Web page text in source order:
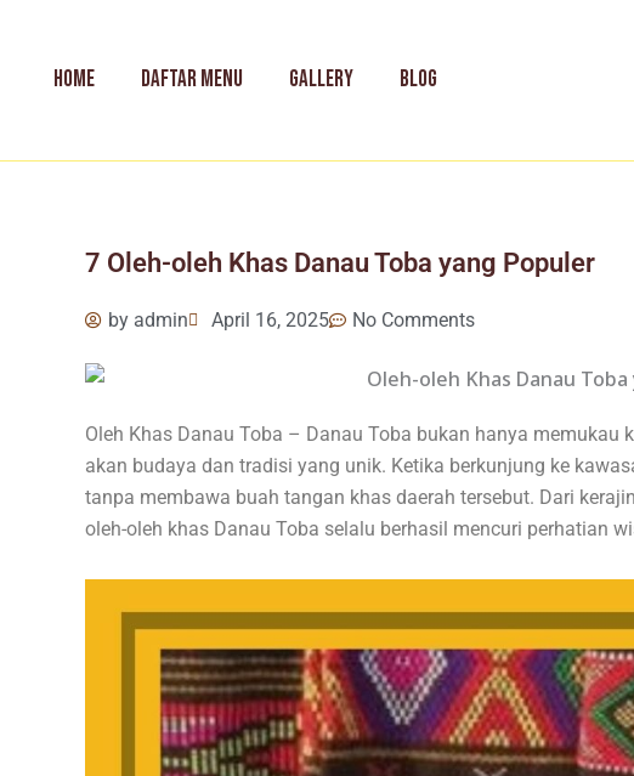
contentHOME DAFTAR MENU GALLERY BLOG
7 Oleh-oleh Khas Danau Toba yang Populer
by admin April 16, 2025 No Comments
Oleh Khas Danau Toba – Danau Toba bukan hanya memukau
akan budaya dan tradisi yang unik. Ketika berkunjung ke
tanpa membawa buah tangan khas daerah tersebut. Dari
oleh-oleh khas Danau Toba selalu berhasil mencuri perhatian